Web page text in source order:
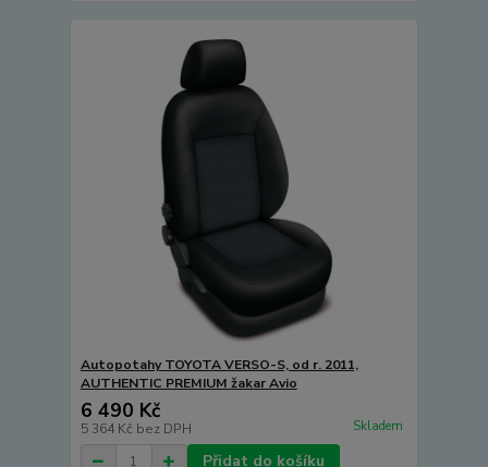
Autopotahy TOYOTA VERSO-S, od r. 2011,
AUTHENTIC PREMIUM žakar Avio
6 490 Kč
5 364 Kč bez DPH Skladem
Přidat do košíku